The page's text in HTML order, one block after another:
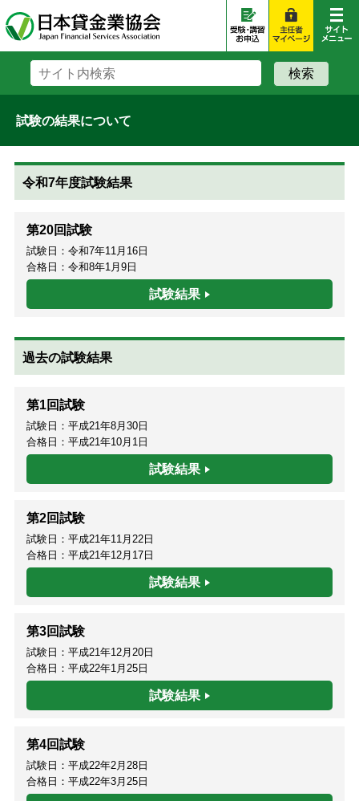
試験の結果について
令和7年度試験結果
第20回試験
試験日：令和7年11月16日
合格日：令和8年1月9日
試験結果
過去の試験結果
第1回試験
試験日：平成21年8月30日
合格日：平成21年10月1日
試験結果
第2回試験
試験日：平成21年11月22日
合格日：平成21年12月17日
試験結果
第3回試験
試験日：平成21年12月20日
合格日：平成22年1月25日
試験結果
第4回試験
試験日：平成22年2月28日
合格日：平成22年3月25日